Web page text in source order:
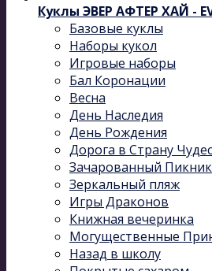
Куклы ЭВЕР АФТЕР ХАЙ -
Базовые куклы
Наборы кукол
Игровые наборы
Бал Коронации
Весна
День Наследия
День Рождения
Дорога в Страну Чудес
Зачарованный Пикник
Зеркальный пляж
Игры Драконов
Книжная вечеринка
Могущественные
Назад в школу